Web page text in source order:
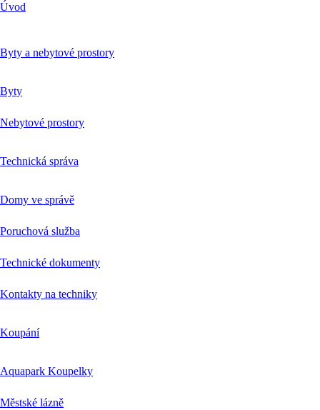
Úvod
Byty a nebytové prostory
Byty
Nebytové prostory
Technická správa
Domy ve správě
Poruchová služba
Technické dokumenty
Kontakty na techniky
Koupání
Aquapark Koupelky
Městské lázně